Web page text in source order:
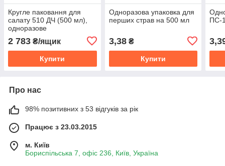
Кругле паковання для
салату 510 ДЧ (500 мл),
одноразове
2 783 ₴/ящик
Купити
Одноразова упаковка для
перших страв на 500 мл
3,38₴
Купити
ПС-
Про нас
98% позитивних з 53 відгуків за рік
Працює з 23.03.2015
м. Київ
Бориспільська 7, офіс 236, Київ, Україна